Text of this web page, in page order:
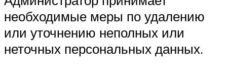
необходимые меры по удалению
или уточнению неполных или
неточных персональных данных.